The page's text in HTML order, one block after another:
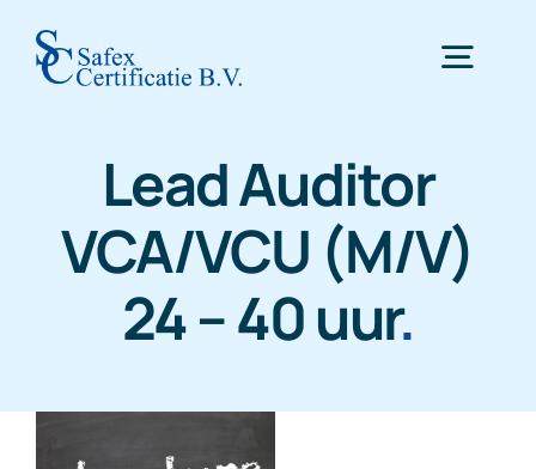
Home
Certificering
Inspectie
Lead Auditor
VCA/VCU (M/V)
24 – 40 uur.